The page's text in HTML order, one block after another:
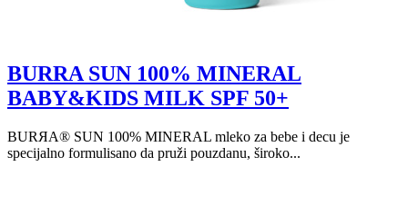
BURRA SUN 100% MINERAL
BABY&KIDS MILK SPF 50+
BURЯA® SUN 100% MINERAL mleko za bebe i decu je
specijalno formulisano da pruži pouzdanu, široko...